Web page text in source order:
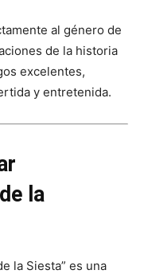
al género de
de la historia
excelentes,
y entretenida.
la
la Siesta” es una